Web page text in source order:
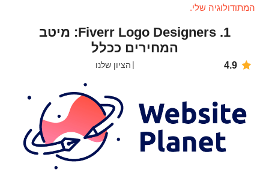
המתודולוגיה שלי.
1. Fiverr Logo Designers: מיטב
המחירים ככלל
4.9 הציון שלנו